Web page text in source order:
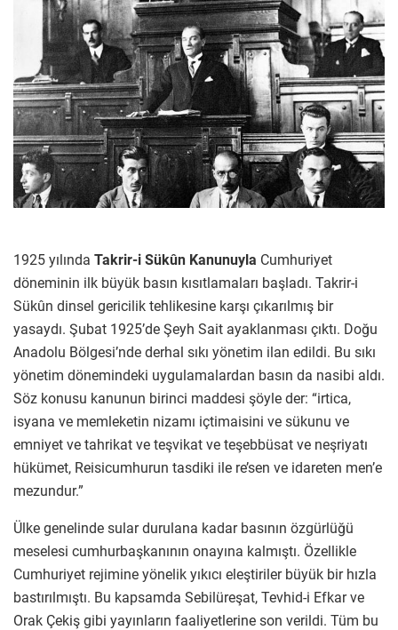
1925 yılında Takrir-i Sükûn Kanunuyla Cumhuriyet
döneminin ilk büyük basın kısıtlamaları başladı. Takrir-i
Sükûn dinsel gericilik tehlikesine karşı çıkarılmış bir
yasaydı. Şubat 1925’de Şeyh Sait ayaklanması çıktı. Doğu
Anadolu Bölgesi’nde derhal sıkı yönetim ilan edildi. Bu sıkı
yönetim dönemindeki uygulamalardan basın da nasibi aldı.
Söz konusu kanunun birinci maddesi şöyle der: “irtica,
isyana ve memleketin nizamı içtimaisini ve sükunu ve
emniyet ve tahrikat ve teşvikat ve teşebbüsat ve neşriyatı
hükümet, Reisicumhurun tasdiki ile re’sen ve idareten men’e
mezundur.”
Ülke genelinde sular durulana kadar basının özgürlüğü
meselesi cumhurbaşkanının onayına kalmıştı. Özellikle
Cumhuriyet rejimine yönelik yıkıcı eleştiriler büyük bir hızla
bastırılmıştı. Bu kapsamda Sebilüreşat, Tevhid-i Efkar ve
Orak Çekiş gibi yayınların faaliyetlerine son verildi. Tüm bu